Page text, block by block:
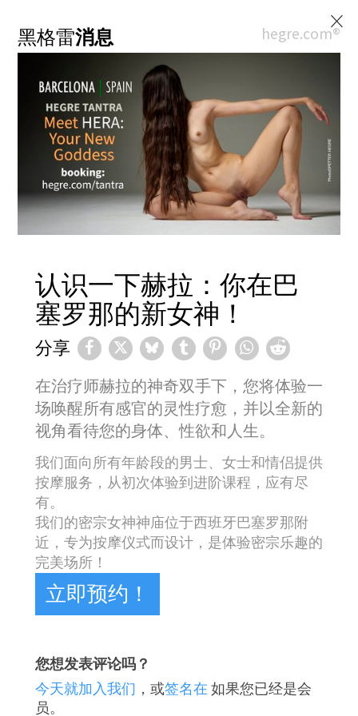
×
黑格雷消息 hegre.com®
认识一下赫拉：你在巴
塞罗那的新女神！
分享
在治疗师赫拉的神奇双手下，您将体验一
场唤醒所有感官的灵性疗愈，并以全新的
视角看待您的身体、性欲和人生。
我们面向所有年龄段的男士、女士和情侣提供
按摩服务，从初次体验到进阶课程，应有尽
有。
我们的密宗女神神庙位于西班牙巴塞罗那附
近，专为按摩仪式而设计，是体验密宗乐趣的
完美场所！
立即预约！
您想发表评论吗？
今天就加入我们 ，或签名在 如果您已经是会
员。